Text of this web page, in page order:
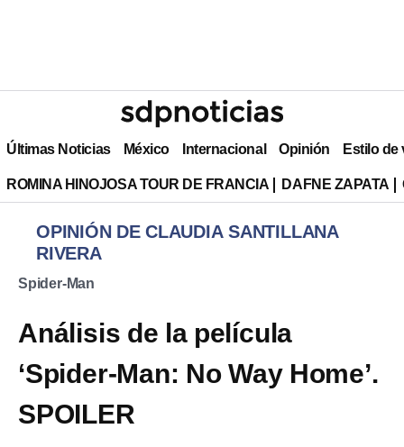
Últimas Noticias México Internacional Opinión Estilo de
ROMINA HINOJOSA TOUR DE FRANCIA DAFNE ZAPATA
OPINIÓN DE CLAUDIA SANTILLANA
RIVERA
Spider-Man
Análisis de la película
‘Spider-Man: No Way Home’.
SPOILER